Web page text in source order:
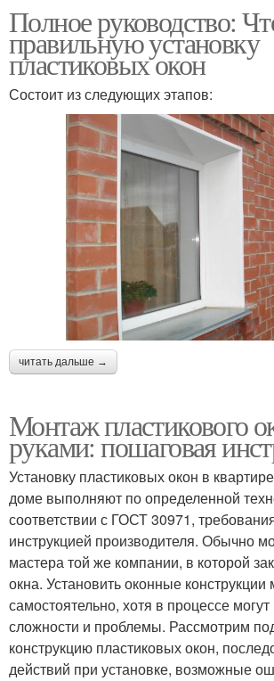
Полное руководство:
правильную установку
пластиковых окон
Состоит из следующих этапов:
читать дальше →
Монтаж пластикового
руками: пошаговая
Установку пластиковых окон в
доме выполняют по определенной
соответствии с ГОСТ 30971,
инструкцией производителя. Обычно
мастера той же компании, в которой
окна. Установить оконные
самостоятельно, хотя в процессе могут
сложности и проблемы. Рассмотрим
конструкцию пластиковых окон,
действий при установке, возможные